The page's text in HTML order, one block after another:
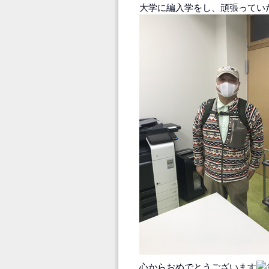
大学に編入学をし、頑張って
心からおめでとうございます